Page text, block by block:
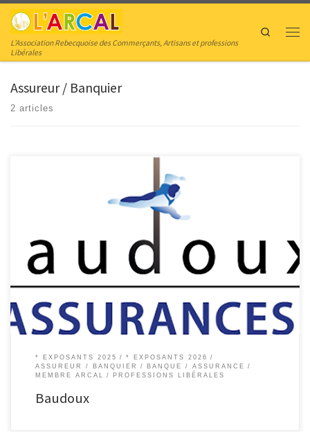
Skip to content
L’Association Rebecquoise des Commerçants, Artisans et professions
Libérales
Search
Assureur / Banquier
2 articles
Assurances Baudoux Enghien – Bierghes / Rebecq Le bureau E. BAUDOUX
clients. Du conseil personnalisé à la recherche de la couverture du risque la
plus appropriée, notre bureau de courtage en assurances situé à Enghien
[…]
* EXPOSANTS 2025
* EXPOSANTS 2026
ASSUREUR / BANQUIER
BANQUE / ASSURANCE
MEMBRE ARCAL
PROFESSIONS LIBÉRALES
Baudoux